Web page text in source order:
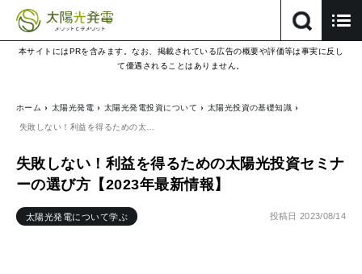
本サイトにはPRを含みます。なお、掲載されている広告の概要や評価等は事実に反し
て優遇されることはありません。
ホーム 太陽光発電 太陽光発電投資について 太陽光投資の基礎知識
失敗しない！利益を得るための太…
失敗しない！利益を得るための太陽光投資セミナ
ーの選び方【2023年最新情報】
太陽光発電について学ぶ 投稿日 2023/08/14